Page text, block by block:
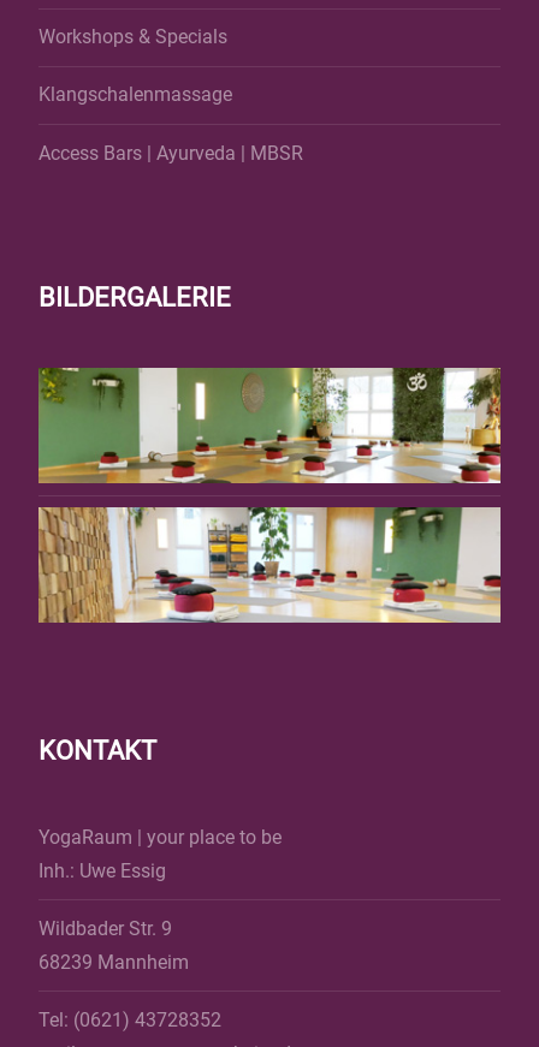
Workshops & Specials
Klangschalenmassage
Access Bars | Ayurveda | MBSR
BILDERGALERIE
KONTAKT
YogaRaum | your place to be
Inh.: Uwe Essig
Wildbader Str. 9
68239 Mannheim
Tel: (0621) 43728352